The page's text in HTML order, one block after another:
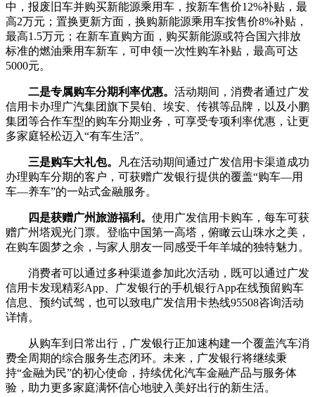
中，报废旧车并购买新能源乘用车，按新车售价12%补贴，最
高2万元；置换更新方面，换购新能源乘用车按售价8%补贴，
最高1.5万元；在新车直购方面，购买新能源或符合国六排放
标准的燃油乘用车新车，可申领一次性购车补贴，最高可达
5000元。
二是专属购车分期利率优惠。 活动期间，消费者通过广发
信用卡办理广汽集团旗下昊铂、埃安、传祺等品牌，以及小鹏
集团等合作车型的购车分期业务，可享受专项利率优惠，让更
多家庭轻松迈入“有车生活”。
三是购车大礼包。
凡在活动期间通过广发信用卡渠道成功
办理购车分期的客户，可获赠广发银行提供的覆盖“购车—用
车—养车”的一站式金融服务。
四是获赠广州旅游福利。 使用广发信用卡购车，每车可获
赠广州塔观光门票。登临中国第一高塔，俯瞰云山珠水之美，
在购车圆梦之余，与家人朋友一同感受千年羊城的独特魅力。
消费者可以通过多种渠道参加此次活动，既可以通过广发
信用卡发现精彩App、广发银行的手机银行App在线预留购车
信息、预约试驾，也可以致电广发信用卡热线95508咨询活动
详情。
从购车到日常出行，广发银行正加速构建一个覆盖汽车消
费全周期的综合服务生态闭环。未来，广发银行将继续秉
持“金融为民”的初心使命，持续优化汽车金融产品与服务体
验，助力更多家庭满怀信心地驶入美好出行的新生活。